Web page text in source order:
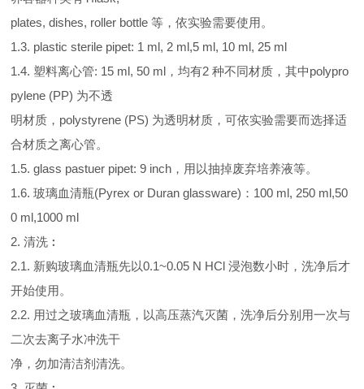
plates, dishes, roller bottle 等，依实验需要使用。
1.3. plastic sterile pipet: 1 ml, 2 ml,5 ml, 10 ml, 25 ml
1.4. 塑料离心管: 15 ml, 50 ml，均有2 种不同材质，其中polypro
pylene (PP) 为不透
明材质，polystyrene (PS) 为透明材质，可依实验需要而选择适
合材质之离心管。
1.5. glass pastuer pipet: 9 inch，用以抽掉废弃培养液等。
1.6. 玻璃血清瓶(Pyrex or Duran glassware)：100 ml, 250 ml,50
0 ml,1000 ml
2. 清洗︰
2.1. 新购玻璃血清瓶先以0.1~0.05 N HCl 浸泡数小时，洗净后才
开始使用。
2.2. 用过之玻璃血清瓶，以高压蒸汽灭菌，洗净后分别用一次与
二次去离子水冲洗干
净，勿加清洁剂清洗。